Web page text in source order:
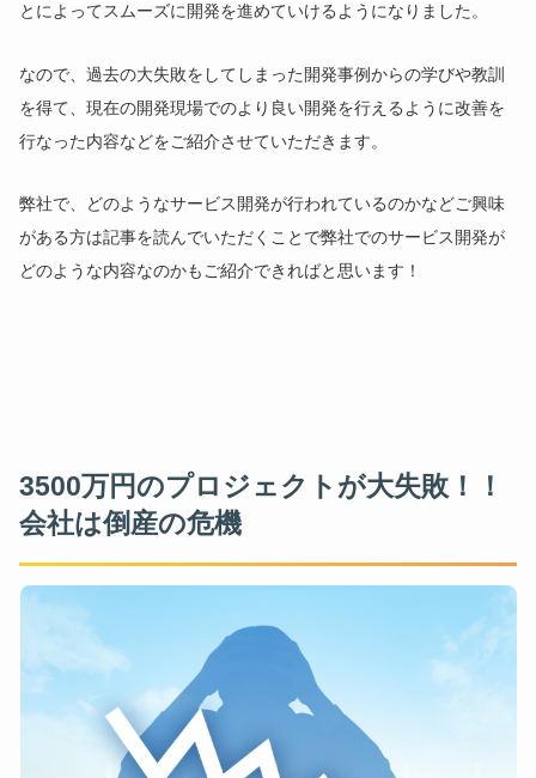
とによってスムーズに開発を進めていけるようになりました。
なので、過去の大失敗をしてしまった開発事例からの学びや教訓
を得て、現在の開発現場でのより良い開発を行えるように改善を
行なった内容などをご紹介させていただきます。
弊社で、どのようなサービス開発が行われているのかなどご興味
がある方は記事を読んでいただくことで弊社でのサービス開発が
どのような内容なのかもご紹介できればと思います！
3500万円のプロジェクトが大失敗！！
会社は倒産の危機